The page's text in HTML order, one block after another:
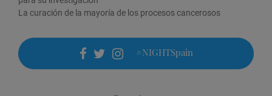
La curación de la mayoría de los procesos cancerosos
facebook
twitter
instagram
#NIGHTSpain